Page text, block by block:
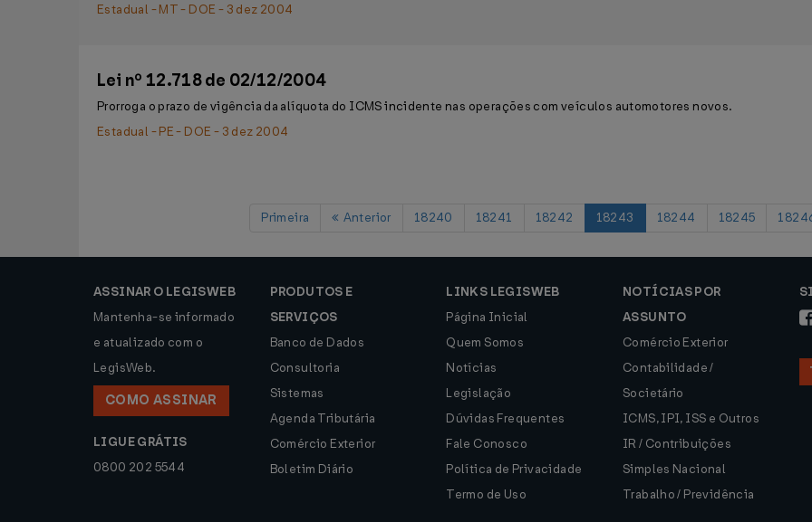
Estadual - MT - DOE - 3 dez 2004
Lei nº 12.718 de 02/12/2004
Prorroga o prazo de vigência da alíquota do ICMS incidente nas operações com veículos automotores novos.
Estadual - PE - DOE - 3 dez 2004
Primeira Anterior 18240 18241 18242 18243 18244 18245
ASSINAR O LEGISWEB
Mantenha-se informado
e atualizado com o
LegisWeb.
COMO ASSINAR
LIGUE GRÁTIS
0800 202 5544
PRODUTOS E
SERVIÇOS
Banco de Dados
Consultoria
Sistemas
Agenda Tributária
Comércio Exterior
Boletim Diário
LINKS LEGISWEB
Página Inicial
Quem Somos
Notícias
Legislação
Dúvidas Frequentes
Fale Conosco
Política de Privacidade
Termo de Uso
NOTÍCIAS POR
ASSUNTO
Comércio Exterior
Contabilidade /
Societário
ICMS, IPI, ISS e Outros
IR / Contribuições
Simples Nacional
Trabalho / Previdência